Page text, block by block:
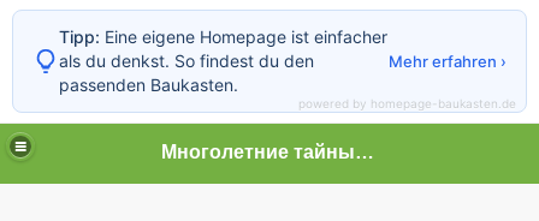
Многолетние тайные пытки граждан
Tipp: Eine eigene Homepage ist einfacher
als du denkst. So findest du den
passenden Baukasten.
Mehr erfahren ›
powered by homepage-baukasten.de